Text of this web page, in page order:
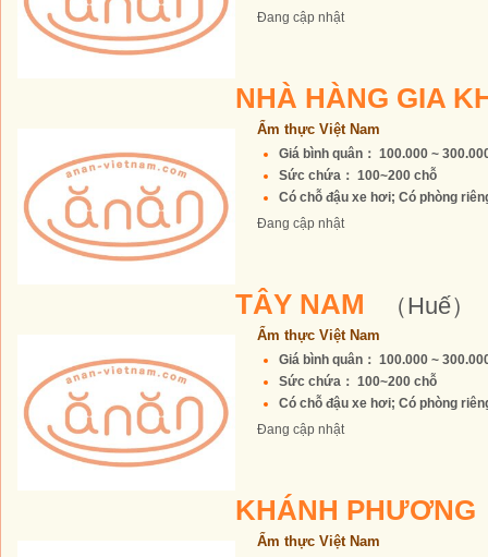
Đang cập nhật
NHÀ HÀNG GIA
Ẩm thực Việt Nam
Giá bình quân： 100.000 ~
Sức chứa： 100~200 chỗ
Có chỗ đậu xe hơi; Có phòng
Đang cập nhật
TÂY NAM （Huế）
Ẩm thực Việt Nam
Giá bình quân： 100.000 ~
Sức chứa： 100~200 chỗ
Có chỗ đậu xe hơi; Có phòng
Đang cập nhật
KHÁNH PHƯƠNG
Ẩm thực Việt Nam